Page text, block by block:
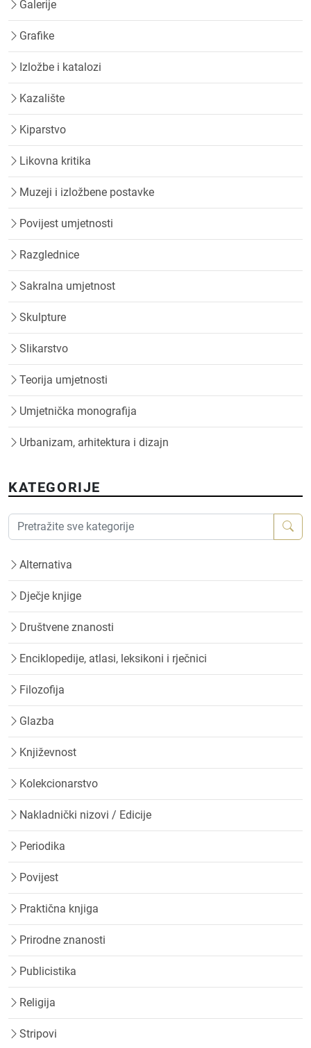
Galerije
Grafike
Izložbe i katalozi
Kazalište
Kiparstvo
Likovna kritika
Muzeji i izložbene postavke
Povijest umjetnosti
Razglednice
Sakralna umjetnost
Skulpture
Slikarstvo
Teorija umjetnosti
Umjetnička monografija
Urbanizam, arhitektura i dizajn
KATEGORIJE
Alternativa
Dječje knjige
Društvene znanosti
Enciklopedije, atlasi, leksikoni i rječnici
Filozofija
Glazba
Književnost
Kolekcionarstvo
Nakladnički nizovi / Edicije
Periodika
Povijest
Praktična knjiga
Prirodne znanosti
Publicistika
Religija
Stripovi